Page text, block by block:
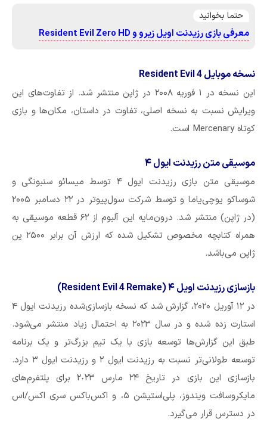
حتما بخوانید
معرفی بازی رزیدنت اویل زیرو و Resident Evil Zero HD
نسخه موبایل Resident Evil 4
این نسخه در ۱ فوریه ۲۰۰۸ در ژاپن منتشر شد. از تفاوت‌های این
ویرایش نسبت به نسخه اصلی، تفاوت در داستان، مکان‌ها و بازی
کوتاه Mercenary است.
موسیقی متن رزیدنت ایول ۴
موسیقی متن بازی رزیدنت ایول ۴ توسط میسائو سنبونگی و
شوساکو یوچی‌یاما و توسط شرکت سول‌پیوتر در ۲۲ دسامبر ۲۰۰۵
(در ژاپن) منتشر شد. درون‌مایه این آلبوم از ۶۲ قطعه موسیقی به
همراه کتابچه مخصوص تشکیل شده که ارزش آن برابر ۲۵۰۰ ین
ژاپن می‌باشد.
بازسازی رزیدنت اویل ۴ (Resident Evil 4 Remake)
در ۱۲ آوریل ۲۰۲۰، گزارش شد که نسخه بازسازی‌شده رزیدنت ایول ۴
استارت زده شده و در سال ۲۰۲۳ به احتمال زیاد منتشر می‌شود.
طبق این گزارش‌ها توسعه بازی با یک تیم بزرگ‌تر و یک برنامه
توسعه طولانی‌تر نسبت به رزیدنت ایول ۲ و رزیدنت ایول ۳ دارد.
بازسازی این بازی در تاریخ ٢۴ مارس ٢٠٢٣ برای پلتفرم‌های
مایکروسافت ویندوز، پلی‌استیشن ۵، و اکس‌باکس سری اکس/اس
در دسترس قرار می‌گیرد.